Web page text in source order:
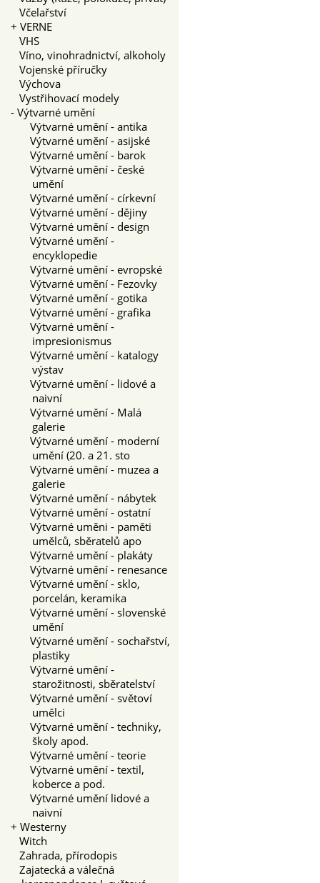
Včelařství
+ VERNE
VHS
Víno, vinohradnictví, alkoholy
Vojenské příručky
Výchova
Vystřihovací modely
- Výtvarné umění
Výtvarné umění - antika
Výtvarné umění - asijské
Výtvarné umění - barok
Výtvarné umění - české
umění
Výtvarné umění - církevní
Výtvarné umění - dějiny
Výtvarné umění - design
Výtvarné umění -
encyklopedie
Výtvarné umění - evropské
Výtvarné umění - Fezovky
Výtvarné umění - gotika
Výtvarné umění - grafika
Výtvarné umění -
impresionismus
Výtvarné umění - katalogy
výstav
Výtvarné umění - lidové a
naivní
Výtvarné umění - Malá
galerie
Výtvarné umění - moderní
umění (20. a 21. sto
Výtvarné umění - muzea a
galerie
Výtvarné umění - nábytek
Výtvarné umění - ostatní
Výtvarné uměni - paměti
umělců, sběratelů apo
Výtvarné umění - plakáty
Výtvarné umění - renesance
Výtvarné umění - sklo,
porcelán, keramika
Výtvarné umění - slovenské
umění
Výtvarné umění - sochařství,
plastiky
Výtvarné umění -
starožitnosti, sběratelství
Výtvarné umění - světoví
umělci
Výtvarné umění - techniky,
školy apod.
Výtvarné umění - teorie
Výtvarné umění - textil,
koberce a pod.
Výtvarné umění lidové a
naivní
+ Westerny
Witch
Zahrada, přírodopis
Zajatecká a válečná